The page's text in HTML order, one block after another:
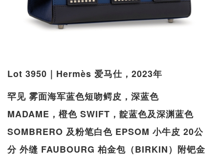
Lot 3950｜Hermès 爱马仕，2023年
罕见 雾面海军蓝色短吻鳄皮，深蓝色
MADAME，橙色 SWIFT，靛蓝色及深渊蓝色
SOMBRERO 及粉笔白色 EPSOM 小牛皮 20公
分 外缝 FAUBOURG 柏金包（BIRKIN）附钯金